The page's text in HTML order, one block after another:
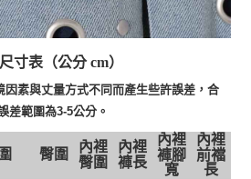
寸表（公分 cm）
因素與丈量方式不同而產生些許誤差，合
差範圍為3-5公分。
臀圍
內裡
臀圍
內裡
褲長
內裡
褲腳
寬
內裡
前襠
長